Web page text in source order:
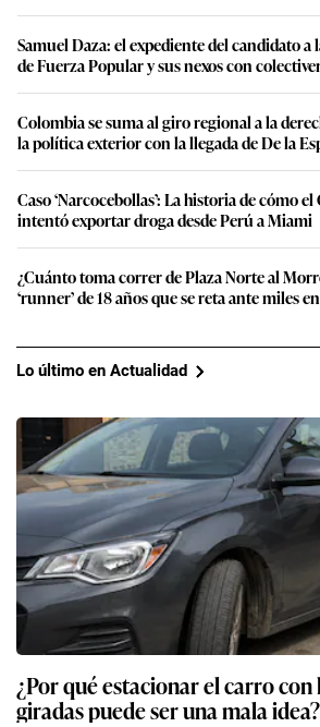
Samuel Daza: el expediente del candidato a
de Fuerza Popular y sus nexos con
Colombia se suma al giro regional a la
la política exterior con la llegada de De la
Caso ‘Narcocebollas’: La historia de cómo
intentó exportar droga desde Perú a Miami
¿Cuánto toma correr de Plaza Norte al
‘runner’ de 18 años que se reta ante miles
Lo último en Actualidad
¿Por qué estacionar el carro con
giradas puede ser una mala idea?